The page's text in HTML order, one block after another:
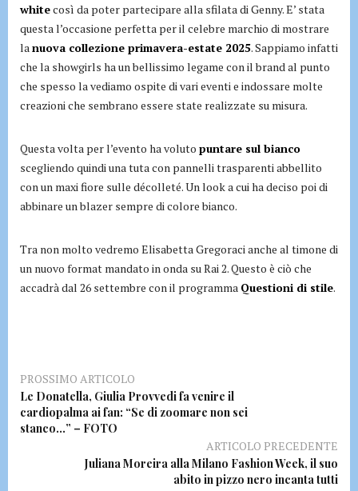
whitecosì da poter partecipare alla sfilata di Genny. E’ stata
questa l’occasione perfetta per il celebre marchio di mostrare
la nuova collezione primavera-estate 2025. Sappiamo infatti
che la showgirls ha un bellissimo legame con il brand al punto
che spesso la vediamo ospite di vari eventi e indossare molte
creazioni che sembrano essere state realizzate su misura.
Questa volta per l’evento ha voluto puntare sul bianco
scegliendo quindi una tuta con pannelli trasparenti abbellito
con un maxi fiore sulle décolleté. Un look a cui ha deciso poi di
abbinare un blazer sempre di colore bianco.
Tra non molto vedremo Elisabetta Gregoraci anche al timone di
un nuovo format mandato in onda su Rai 2. Questo è ciò che
accadrà dal 26 settembre con il programma Questioni di stile.
PROSSIMO ARTICOLO
Le Donatella, Giulia Provvedi fa venire il
cardiopalma ai fan: “Se di zoomare non sei
stanco…” – FOTO
ARTICOLO PRECEDENTE
Juliana Moreira alla Milano Fashion Week, il suo
abito in pizzo nero incanta tutti